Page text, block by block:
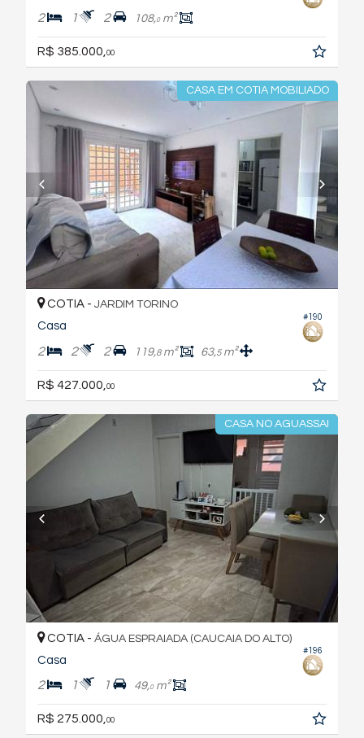
2 1 2 108,0m²
R$ 385.000, 00
CASA EM COTIA MOBILIADO
#190
COTIA - JARDIM TORINO
Casa
2 2 2 119,8m² 63,5m²
R$ 427.000,00
CASA NO AGUASSAI
#196
COTIA - ÁGUA ESPRAIADA (CAUCAIA DO ALTO)
Casa
2 1 1 49,0m²
R$ 275.000, 00